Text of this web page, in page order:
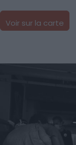
Voir sur la carte